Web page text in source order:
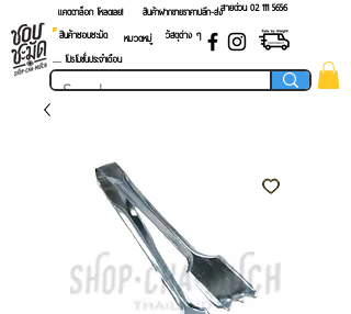
แคตตาล็อก โหลดเลย! สายด่วน 02 ​111 5656
สินค้าฝากขายราคาปลีก-ส่ง
สินค้าชอบชะมัด
หมวดหมู่
วัสดุต่าง ๆ
.... โปรโมชั่นประจำเดือน